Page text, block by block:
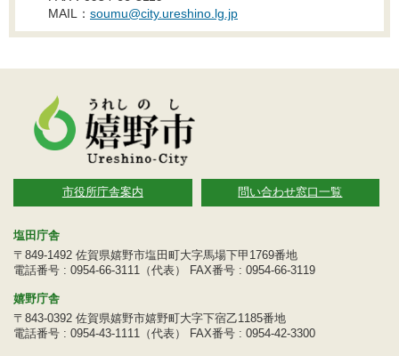
MAIL： soumu@city.ureshino.lg.jp
市役所庁舎案内 問い合わせ窓口一覧
塩田庁舎
〒849-1492 佐賀県嬉野市塩田町大字馬場下甲1769番地
電話番号 : 0954-66-3111（代表） FAX番号 : 0954-66-3119
嬉野庁舎
〒843-0392 佐賀県嬉野市嬉野町大字下宿乙1185番地
電話番号 : 0954-43-1111（代表） FAX番号 : 0954-42-3300